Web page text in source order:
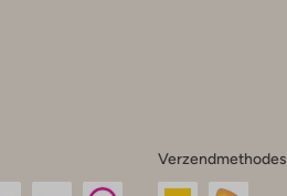
Verzendmethodes